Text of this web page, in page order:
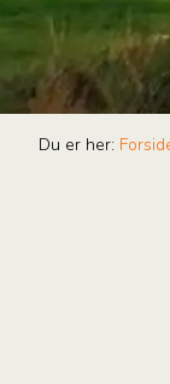
Du er her: